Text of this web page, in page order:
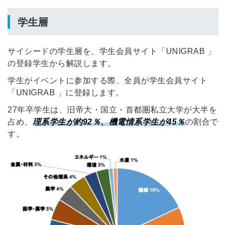
学生層
サイシードの学生層を、学生会員サイト「UNIGRAB 」
の登録学生から解説します。
学生がイベントに参加する際、全員が学生会員サイト
「UNIGRAB 」に登録します。
27年卒学生は、旧帝大・国立・首都圏私立大学が大半を
占め、 理系学生が約92％、機電情系学生が45％の割合で
す。